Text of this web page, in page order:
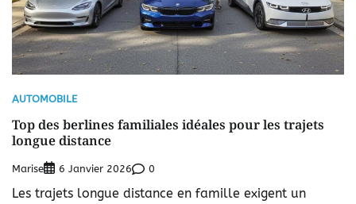
AUTOMOBILE
Top des berlines familiales idéales pour les trajets
longue distance
Marise 6 Janvier 2026 0
Les trajets longue distance en famille exigent un